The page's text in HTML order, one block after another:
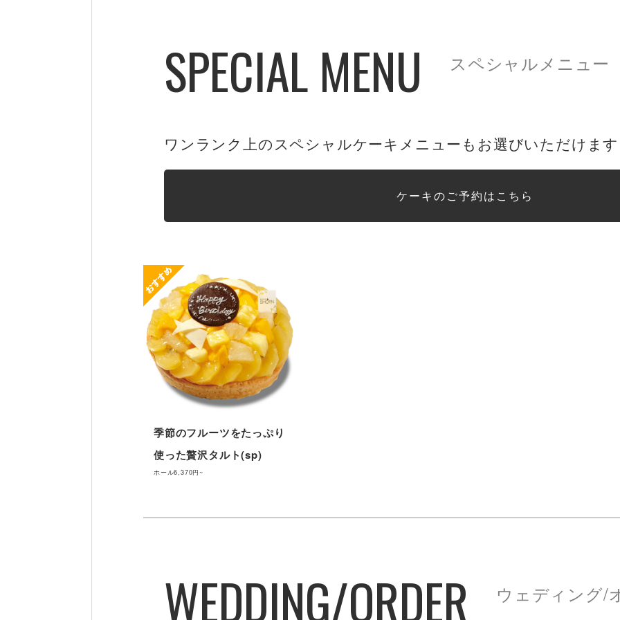
SPECIAL MENU スペシャルメニュー
ワンランク上のスペシャルケーキメニューもお選びいただけま
ケーキのご予約はこちら
季節のフルーツをたっぷり
使った贅沢タルト(sp)
ホール6,370円~
WEDDING/ORDER ウェディング/